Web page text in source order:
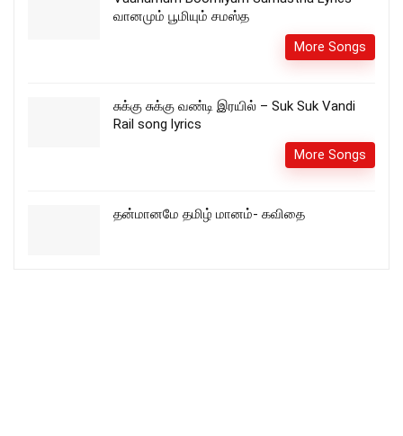
வானமும் பூமியும் சமஸ்த
More Songs
சுக்கு சுக்கு வண்டி இரயில் – Suk Suk Vandi
Rail song lyrics
More Songs
தன்மானமே தமிழ் மானம்- கவிதை